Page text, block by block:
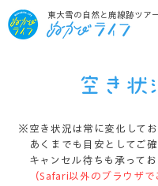
東大雪の自然と廃線跡ツア
空き状
※空き状況は常に変化してお
あくまでも目安としてご確
キャンセル待ちも承ってお
（Safari以外のブラウザで